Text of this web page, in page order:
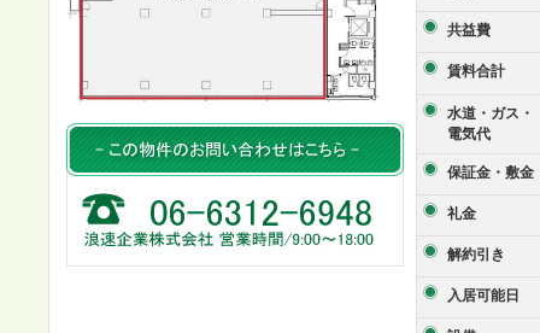
共益費
賃料合計
水道・ガス・
電気代
保証金・敷金
礼金
解約引き
入居可能日